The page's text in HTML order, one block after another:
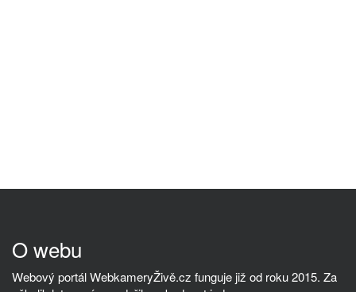
O webu
Webový portál WebkameryŽivě.cz funguje již od roku 2015. Za